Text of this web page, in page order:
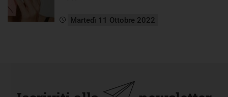
Martedì 11 Ottobre 2022